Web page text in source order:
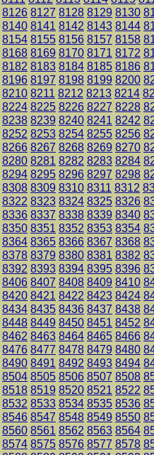
8126 8127 8128 8129 8130
8140 8141 8142 8143 8144
8154 8155 8156 8157 8158
8168 8169 8170 8171 8172
8182 8183 8184 8185 8186
8196 8197 8198 8199 8200
8210 8211 8212 8213 8214
8224 8225 8226 8227 8228
8238 8239 8240 8241 8242
8252 8253 8254 8255 8256
8266 8267 8268 8269 8270
8280 8281 8282 8283 8284
8294 8295 8296 8297 8298
8308 8309 8310 8311 8312
8322 8323 8324 8325 8326
8336 8337 8338 8339 8340
8350 8351 8352 8353 8354
8364 8365 8366 8367 8368
8378 8379 8380 8381 8382
8392 8393 8394 8395 8396
8406 8407 8408 8409 8410
8420 8421 8422 8423 8424
8434 8435 8436 8437 8438
8448 8449 8450 8451 8452
8462 8463 8464 8465 8466
8476 8477 8478 8479 8480
8490 8491 8492 8493 8494
8504 8505 8506 8507 8508
8518 8519 8520 8521 8522
8532 8533 8534 8535 8536
8546 8547 8548 8549 8550
8560 8561 8562 8563 8564
8574 8575 8576 8577 8578